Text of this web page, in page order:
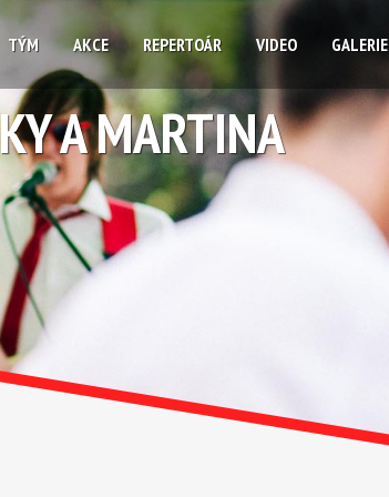
TÝM AKCE REPERTOÁR VIDEO GALERIE
A MARTINA